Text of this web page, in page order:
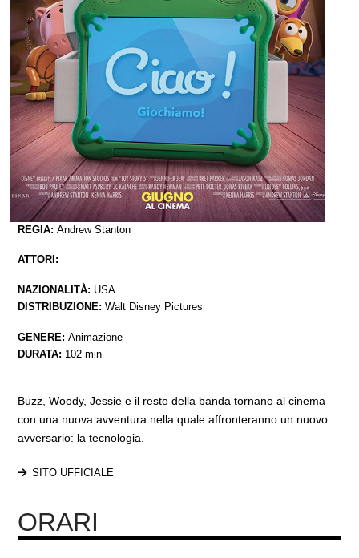
REGIA:Andrew Stanton
ATTORI:
NAZIONALITÀ: USA
DISTRIBUZIONE:Walt Disney Pictures
GENERE:Animazione
DURATA: 102 min
Buzz, Woody, Jessie e il resto della banda tornano al cinema
con una nuova avventura nella quale affronteranno un nuovo
avversario: la tecnologia.
SITO UFFICIALE
ORARI